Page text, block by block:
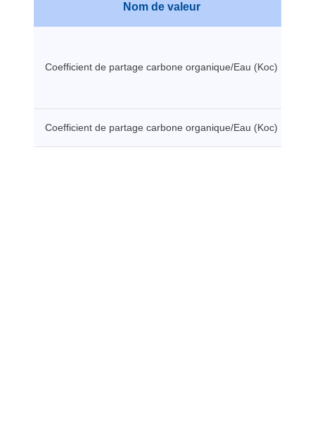
Nom de valeur
Coefficient de partage carbone organique/Eau (Koc)
Coefficient de partage carbone organique/Eau (Koc)